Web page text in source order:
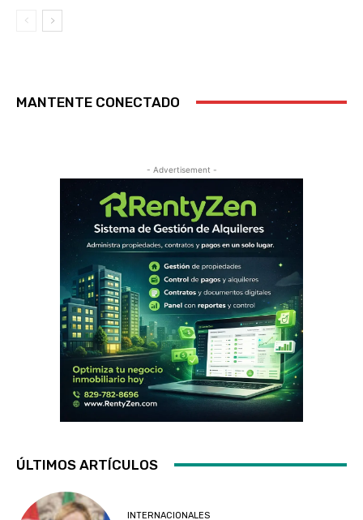
MANTENTE CONECTADO
- Advertisement -
ÚLTIMOS ARTÍCULOS
INTERNACIONALES